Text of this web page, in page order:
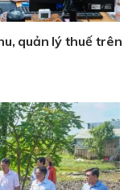
quản lý thuế trên